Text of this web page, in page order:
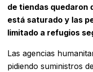
de tiendas quedaron
está saturado y las
limitado a refugios
Las agencias
pidiendo suministros